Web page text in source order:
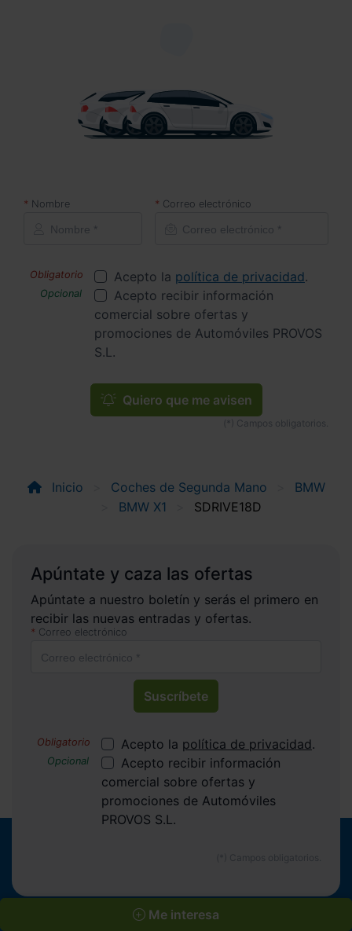
Nombre Correo electrónico
Acepto la política de privacidad.
Acepto recibir información
comercial sobre ofertas y
promociones de Automóviles PROVOS
S.L.
Quiero que me avisen
Me interesa
Inicio Coches de Segunda Mano
BMW
BMW X1
SDRIVE18D
Apúntate y caza las ofertas
Apúntate a nuestro boletín y serás el primero en
recibir las nuevas entradas y ofertas.
Correo electrónico
Suscríbete
Acepto la política de privacidad.
Acepto recibir información
comercial sobre ofertas y
promociones de Automóviles
PROVOS S.L.